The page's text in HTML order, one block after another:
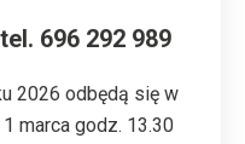
696 292 989
2026 odbędą się w
marca godz. 13.30